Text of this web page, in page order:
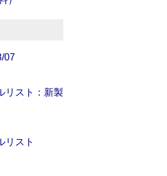
07
リスト：新製
リスト